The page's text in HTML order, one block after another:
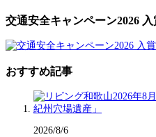
交通安全キャンペーン2026
おすすめ記事
2026/8/6